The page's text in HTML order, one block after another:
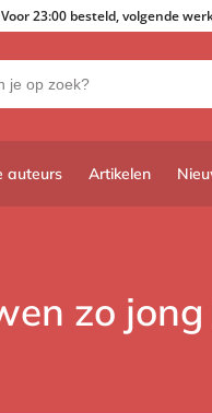
Voor 23:00 besteld, volgende
auteurs Artikelen
zo